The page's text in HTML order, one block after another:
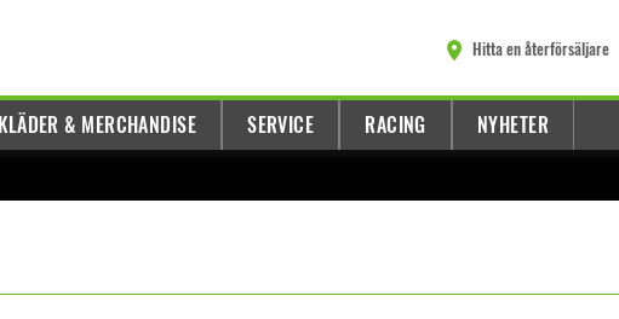
Hitta en återförsäljare
KLÄDER & MERCHANDISE SERVICE RACING NYHETER